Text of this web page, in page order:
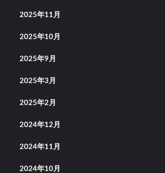
2025年11月
2025年10月
2025年9月
2025年3月
2025年2月
2024年12月
2024年11月
2024年10月